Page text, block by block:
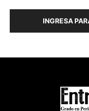
INGRESA